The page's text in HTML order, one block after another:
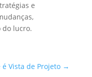
e
do lucro.
é Vista de Projeto →